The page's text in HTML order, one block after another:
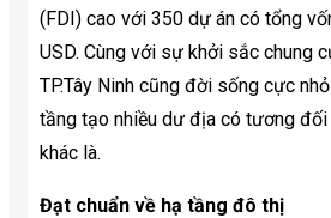
(FDI) cao với 350 dự án có tổng
USD. Cùng với sự khởi sắc chung
TP.Tây Ninh cũng đời sống cực
tầng tạo nhiều dư địa có tương đối
khác là.
Đạt chuẩn về hạ tầng đô thị